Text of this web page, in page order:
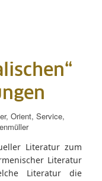
, Orient, Service,
Literatur zum
Literatur
Literatur die